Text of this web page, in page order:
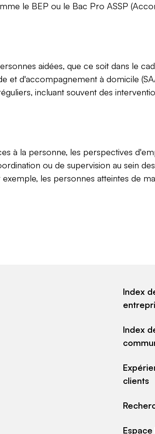
le BEP ou le Bac Pro ASSP
aidées, que ce soit dans le
et d'accompagnement à domicile
incluant souvent des
à la personne, les perspectives
ou de supervision au sein
les personnes atteintes de
Index
Index
clients
Espace